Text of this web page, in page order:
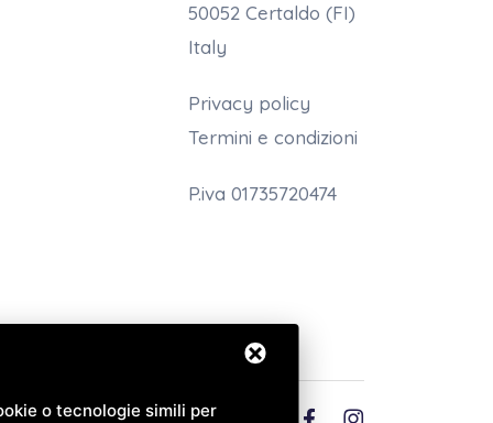
50052 Certaldo (FI)
Italy
Privacy policy
Termini e condizioni
P.iva 01735720474
o tecnologie simili per